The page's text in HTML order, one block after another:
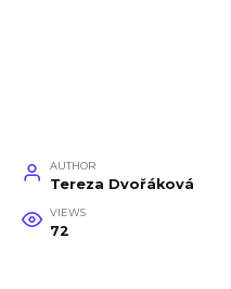
AUTHOR
Tereza Dvořáková
VIEWS
72